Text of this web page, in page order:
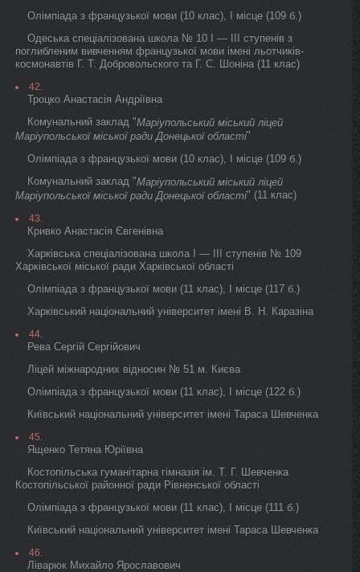
Олімпіада з французької мови (10 клас), I місце (109 б.)
Одеська спеціалізована школа № 10 I — III ступенів з
поглибленим вивченням французької мови імені льотчиків-
космонавтів Г. Т. Добровольского та Г. С. Шоніна (11 клас)
42.
Троцко Анастасія Андріївна
Комунальний заклад "Маріупольський міський ліцей
Маріупольської міської ради Донецької області"
Олімпіада з французької мови (10 клас), I місце (109 б.)
Комунальний заклад "Маріупольський міський ліцей
Маріупольської міської ради Донецької області" (11 клас)
43.
Кривко Анастасія Євгенівна
Харківська спеціалізована школа I — III ступенів № 109
Харківської міської ради Харківської області
Олімпіада з французької мови (11 клас), I місце (117 б.)
Харківський національний університет імені В. Н. Каразіна
44.
Рева Сергій Сергійович
Ліцей міжнародних відносин № 51 м. Києва
Олімпіада з французької мови (11 клас), I місце (122 б.)
Київський національний університет імені Тараса Шевченка
45.
Ященко Тетяна Юріївна
Костопільська гуманітарна гімназія ім. Т. Г. Шевченка
Костопільської районної ради Рівненської області
Олімпіада з французької мови (11 клас), I місце (111 б.)
Київський національний університет імені Тараса Шевченка
46.
Ліварюк Михайло Ярославович